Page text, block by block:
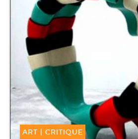
ART | CRITIQUE